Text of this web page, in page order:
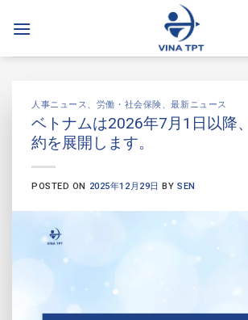
人事ニュース、 労働・社会保険、最新ニュース
ベトナムは2026年7月1日以降
約を展開します。
POSTED ON 2025年12月29日 BYSEN